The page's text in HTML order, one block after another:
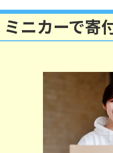
ミニカーで寄